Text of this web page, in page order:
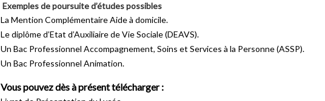
Exemples de poursuite d’études possibles
La Mention Complémentaire Aide à domicile.
Le diplôme d’Etat d’Auxiliaire de Vie Sociale (DEAVS).
Un Bac Professionnel Accompagnement, Soins et Services à la Personne (ASSP).
Un Bac Professionnel Animation.
Vous pouvez dès à présent télécharger :